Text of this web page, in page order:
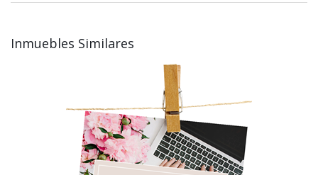
Inmuebles Similares